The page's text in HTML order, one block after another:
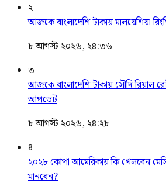
২
আজকে বাংলাদেশি টাকায় মালয়েশিয়া
৮ আগস্ট ২০২৬, ২৪:৩৬
৩
আজকে বাংলাদেশি টাকায় সৌদি রিয়াল
আপডেট
৮ আগস্ট ২০২৬, ২৪:২৮
৪
২০২৮ কোপা আমেরিকায় কি খেলবেন
মানবেন?